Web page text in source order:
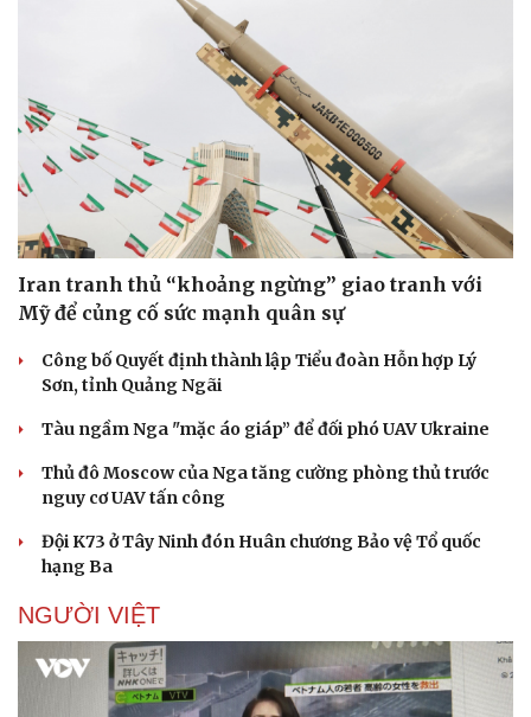
Doanh nghiệp
Thông tin doanh nghiệp
Doanh nghiệp 24h
Doanh nhân
Vì cộng đồng
Công nghệ
Sành điệu
Tin Công nghệ
Trải nghiệm
Chuyển đổi số
Iran tranh thủ “khoảng ngừng” giao tranh với
Mỹ để củng cố sức mạnh quân sự
Công bố Quyết định thành lập Tiểu đoàn Hỗn hợp Lý
Sơn, tỉnh Quảng Ngãi
Tàu ngầm Nga "mặc áo giáp” để đối phó UAV Ukraine
Thủ đô Moscow của Nga tăng cường phòng thủ trước
nguy cơ UAV tấn công
Đội K73 ở Tây Ninh đón Huân chương Bảo vệ Tổ quốc
hạng Ba
NGƯỜI VIỆT